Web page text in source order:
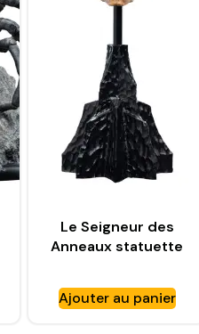
Le Seigneur des
Anneaux statuette
WETA WORKSHOP
Ajouter au panier